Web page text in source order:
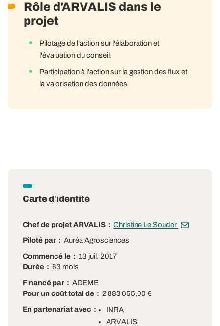
Rôle d'ARVALIS dans le
projet
Pilotage de l'action sur l'élaboration et
l'évaluation du conseil.
Participation à l'action sur la gestion des flux et
la valorisation des données
Carte d'identité
Chef de projet ARVALIS
Christine Le Souder
Piloté par
Auréa Agrosciences
Commencé le
13 juil. 2017
Durée
63 mois
Financé par
ADEME
Pour un coût total de
2 883 655,00 €
En partenariat avec
INRA
ARVALIS